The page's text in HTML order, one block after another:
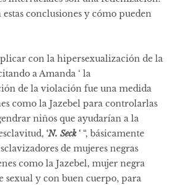
estas conclusiones y cómo pueden
con la hipersexualización de la
a Amanda ‘ la
de la violación fue una medida
como la Jazebel para controlarlas
niños que ayudarían a la
‘N. Seck ‘ “, básicamente
de mujeres negras
como la Jazebel, mujer negra
sexual y con buen cuerpo, para